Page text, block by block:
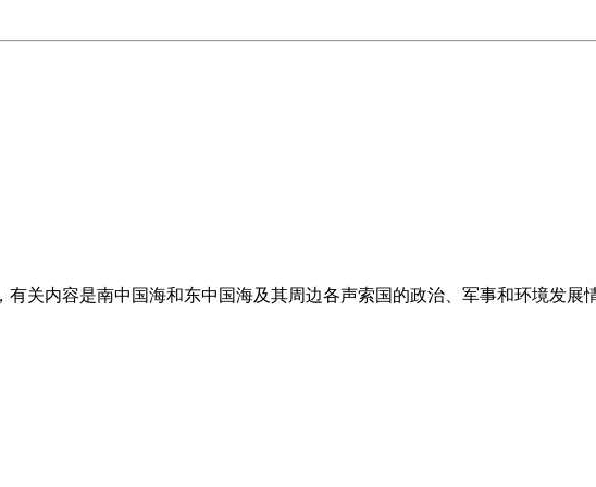
关内容是南中国海和东中国海及其周边各声索国的政治、军事和环境发展